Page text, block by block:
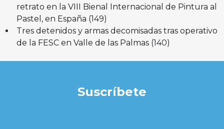
retrato en la VIII Bienal Internacional de Pintura al
Pastel, en España (149)
Tres detenidos y armas decomisadas tras operativo
de la FESC en Valle de las Palmas (140)
Suscríbete